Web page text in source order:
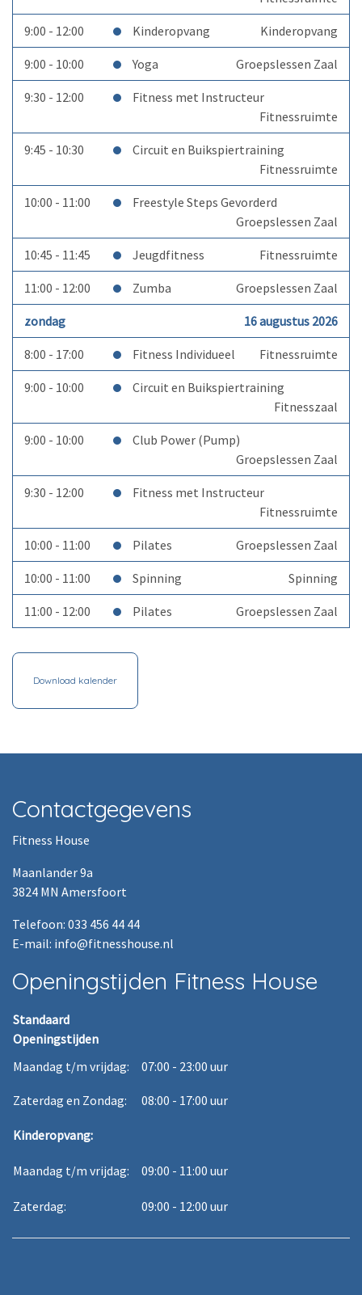
9:00 - 12:00 Kinderopvang Kinderopvang
9:00 - 10:00 Yoga Groepslessen Zaal
9:30 - 12:00
Fitness met Instructeur
Fitnessruimte
9:45 - 10:30
Circuit en Buikspiertraining
Fitnessruimte
10:00 - 11:00
Freestyle Steps Gevorderd
Groepslessen Zaal
10:45 - 11:45 Jeugdfitness Fitnessruimte
11:00 - 12:00 Zumba Groepslessen Zaal
zondag 16 augustus 2026
8:00 - 17:00 Fitness Individueel Fitnessruimte
9:00 - 10:00
Circuit en Buikspiertraining
Fitnesszaal
9:00 - 10:00
Club Power (Pump)
Groepslessen Zaal
9:30 - 12:00
Fitness met Instructeur
Fitnessruimte
10:00 - 11:00 Pilates Groepslessen Zaal
10:00 - 11:00 Spinning Spinning
11:00 - 12:00 Pilates Groepslessen Zaal
Download kalender
Contactgegevens
Fitness House
Maanlander 9a
3824 MN Amersfoort
Telefoon: 033 456 44 44
E-mail: info@fitnesshouse.nl
Openingstijden Fitness House
Standaard
Openingstijden
Maandag t/m vrijdag:
07:00 - 23:00 uur
Zaterdag en Zondag: 08:00 - 17:00 uur
Kinderopvang:
Maandag t/m vrijdag: 09:00 - 11:00 uur
Zaterdag: 09:00 - 12:00 uur